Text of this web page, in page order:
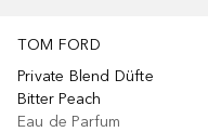
TOM FORD
Private Blend Düfte
Bitter Peach
Eau de Parfum